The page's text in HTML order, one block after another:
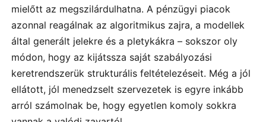
mielőtt az megszilárdulhatna. A pénzügyi piacok
azonnal reagálnak az algoritmikus zajra, a modellek
által generált jelekre és a pletykákra – sokszor oly
módon, hogy az kijátssza saját szabályozási
keretrendszerük strukturális feltételezéseit. Még a jól
ellátott, jól menedzselt szervezetek is egyre inkább
arról számolnak be, hogy egyetlen komoly sokkra